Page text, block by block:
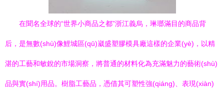
在聞名全球的“世界小商品之都”浙江義烏，琳瑯滿目的商品背
后，是無數(shù)像鯉城區(qū)崴盛塑膠模具廠這樣的企業(yè)，以精
湛的工藝和敏銳的市場洞察，將普通的材料化為充滿魅力的藝術(shù)
品與實(shí)用品。樹脂工藝品，憑借其可塑性強(qiáng)、表現(xiàn)